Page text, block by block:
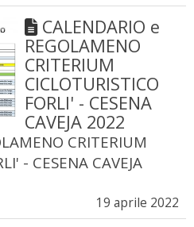
CALENDARIO e
REGOLAMENO
CRITERIUM
CICLOTURISTICO
FORLI' - CESENA
CAVEJA 2022
CRITERIUM
- CESENA CAVEJA
19 aprile 2022